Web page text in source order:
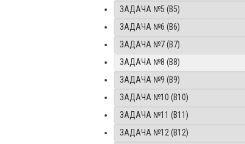
ЗАДАЧА №5 (B5)
ЗАДАЧА №6 (B6)
ЗАДАЧА №7 (B7)
ЗАДАЧА №8 (B8)
ЗАДАЧА №9 (B9)
ЗАДАЧА №10 (B10)
ЗАДАЧА №11 (B11)
ЗАДАЧА №12 (B12)